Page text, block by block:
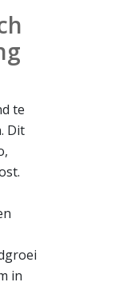
te
Dit
in